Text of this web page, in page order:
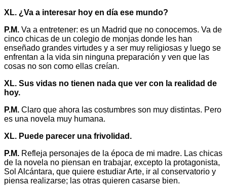
XL. ¿Va a interesar hoy en día ese mundo?
P.M. Va a entretener: es un Madrid que no conocemos. Va de
cinco chicas de un colegio de monjas donde les han
enseñado grandes virtudes y a ser muy religiosas y luego se
enfrentan a la vida sin ninguna preparación y ven que las
cosas no son como ellas creían.
XL. Sus vidas no tienen nada que ver con la realidad de
hoy.
P.M. Claro que ahora las costumbres son muy distintas. Pero
es una novela muy humana.
XL. Puede parecer una frivolidad.
P.M. Refleja personajes de la época de mi madre. Las chicas
de la novela no piensan en trabajar, excepto la protagonista,
Sol Alcántara, que quiere estudiar Arte, ir al conservatorio y
piensa realizarse; las otras quieren casarse bien.